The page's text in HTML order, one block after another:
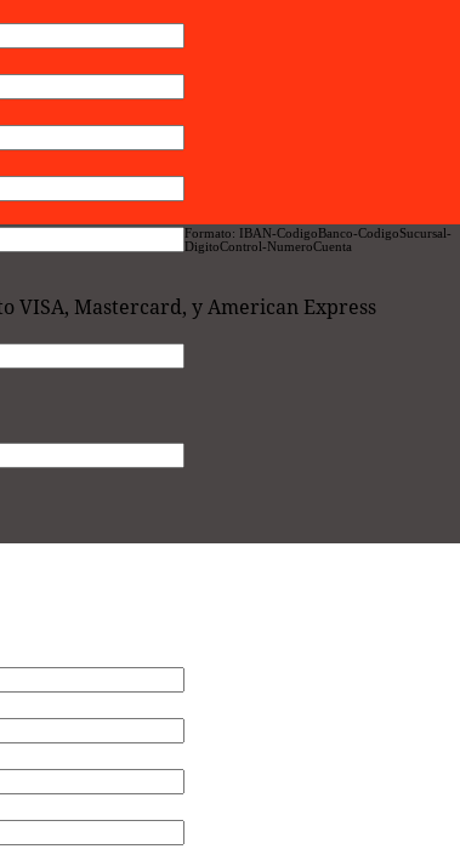
Formato: IBAN-CodigoBanco-CodigoSucursal-
DigitoControl-NumeroCuenta
VISA, Mastercard, y American Express